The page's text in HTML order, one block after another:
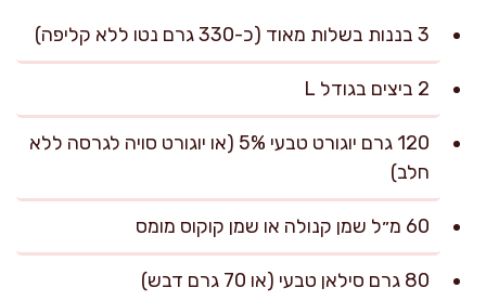
3 בננות בשלות מאוד (כ-330 גרם נטו ללא קליפה)
2 ביצים בגודל L
120 גרם יוגורט טבעי 5% (או יוגורט סויה לגרסה ללא
חלב)
60 מ״ל שמן קנולה או שמן קוקוס מומס
80 גרם סילאן טבעי (או 70 גרם דבש)